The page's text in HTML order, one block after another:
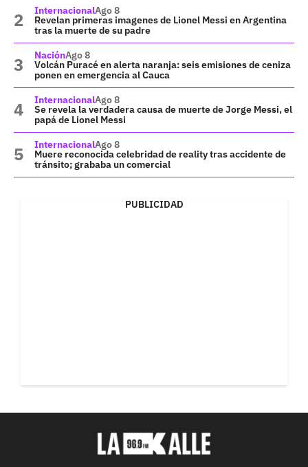
InternacionalAgo 8
Revelan primeras imagenes de Lionel Messi en Argentina
tras la muerte de su padre
NaciónAgo 8
Volcán Puracé en alerta naranja: seis emisiones de ceniza
ponen en emergencia al Cauca
InternacionalAgo 8
Se revela la verdadera causa de muerte de Jorge Messi, el
papá de Lionel Messi
InternacionalAgo 8
Muere reconocida celebridad de reality tras accidente de
tránsito; grababa un comercial
PUBLICIDAD